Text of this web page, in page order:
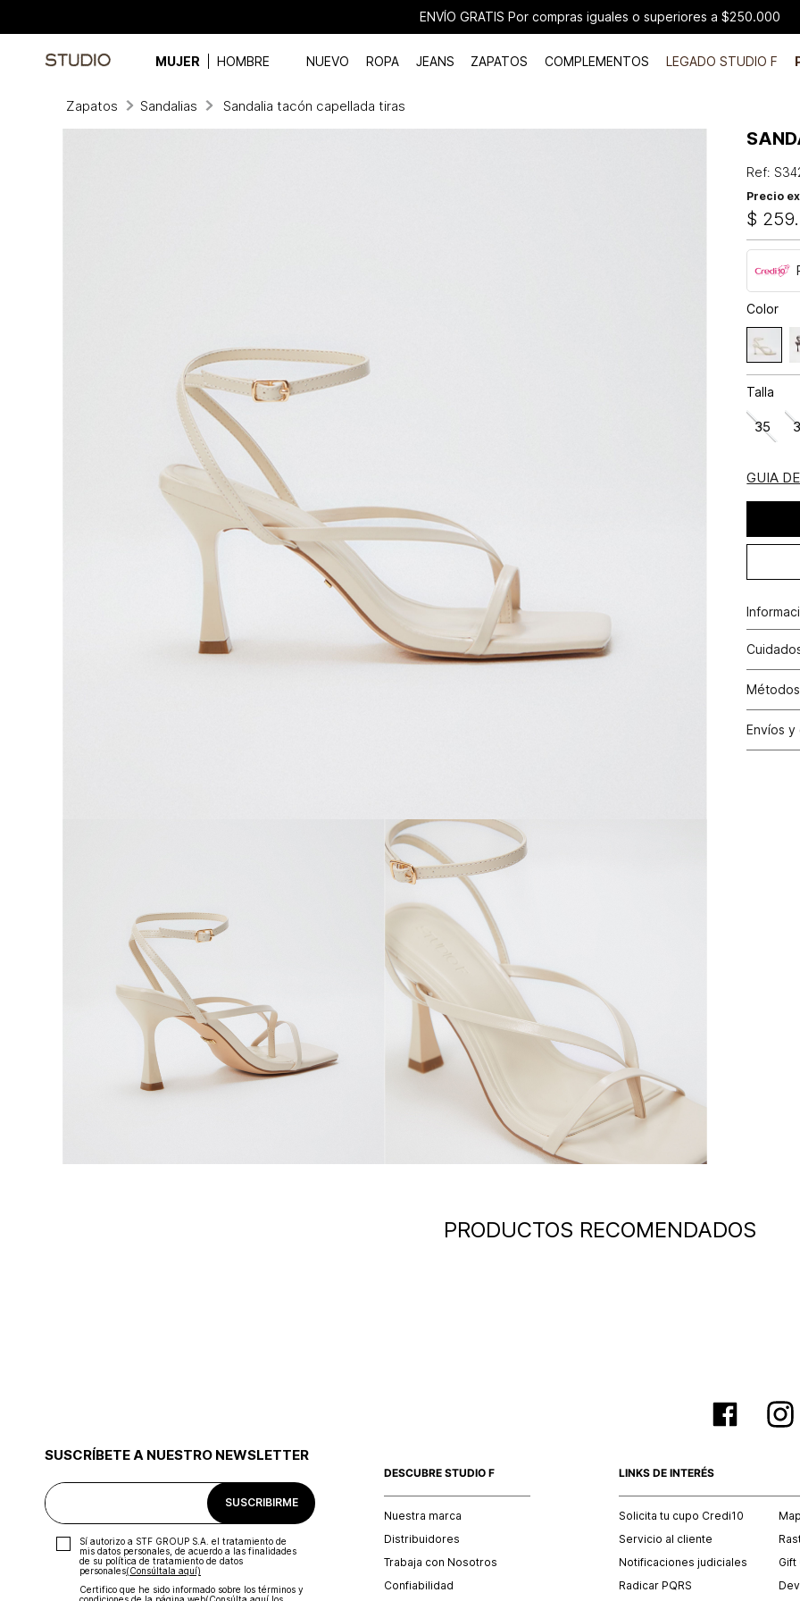
ENVÍO GRATIS Por compras iguales o superiores a $250.000
MUJER HOMBRE NUEVO ROPA JEANS ZAPATOS COMPLEMENTOS LEGADO STUDIO F
Zapatos Sandalias Sandalia tacón capellada tiras
Ref:
Precio
$ 259.
Color
Talla
35
GUIA
Tarjetas
Envíos
de
PRODUCTOS RECOMENDADOS
SUSCRÍBETE A NUESTRO NEWSLETTER
SUSCRIBIRME
Sí autorizo a STF GROUP S.A. el tratamiento de
mis datos personales, de acuerdo a las finalidades
de su política de tratamiento de datos
personales‎(Consúltala aquí)
Certifico que he sido informado sobre los términos y
DESCUBRE STUDIO F
Nuestra marca
Distribuidores
Trabaja con Nosotros
Confiabilidad
LINKS DE INTERÉS
Solicita tu cupo Credi10
Servicio al cliente
Notificaciones judiciales
Radicar PQRS
Gift